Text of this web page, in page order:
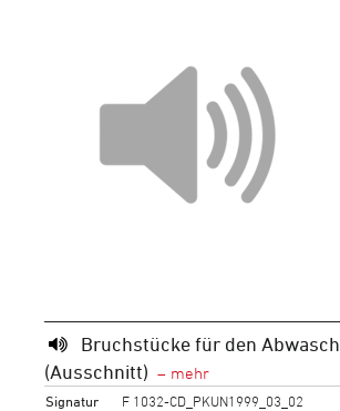
Bruchstücke für den Abwasch
(Ausschnitt)
Signatur
F 1032-CD_PKUN1999_03_02